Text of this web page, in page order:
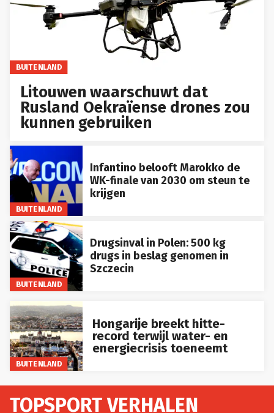
BUITENLAND
Litouwen waarschuwt dat
Rusland Oekraïense drones zou
kunnen gebruiken
BUITENLAND
Infantino belooft Marokko de
WK-finale van 2030 om steun te
krijgen
BUITENLAND
Drugsinval in Polen: 500 kg
drugs in beslag genomen in
Szczecin
BUITENLAND
Hongarije breekt hitte-
record terwijl water- en
energiecrisis toeneemt
TOPSPORT VERHALEN